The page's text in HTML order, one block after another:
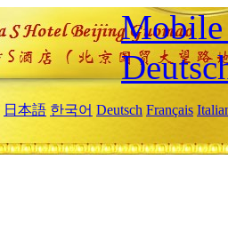
Mobile
日本語 한국어 Deutsch Français